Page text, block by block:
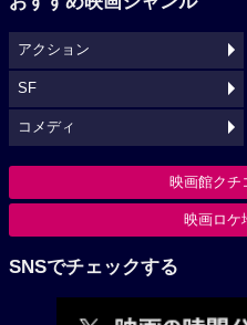
アクション
SF
コメディ
映画館クチ
映画ロケ
SNSでチェックする